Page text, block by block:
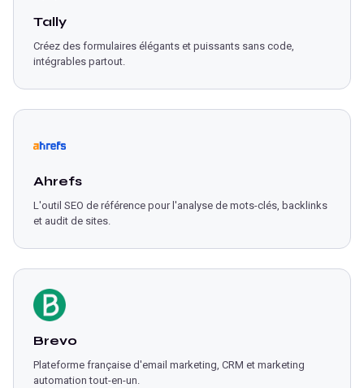
Tally
Créez des formulaires élégants et puissants sans code,
intégrables partout.
Ahrefs
L'outil SEO de référence pour l'analyse de mots-clés, backlinks
et audit de sites.
Brevo
Plateforme française d'email marketing, CRM et marketing
automation tout-en-un.